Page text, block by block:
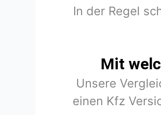
In der Regel
Mit
Unsere
einen Kfz